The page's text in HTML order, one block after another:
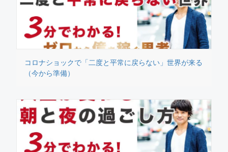
コロナショックで「二度と平常に戻らない」世界が来る
（今から準備）